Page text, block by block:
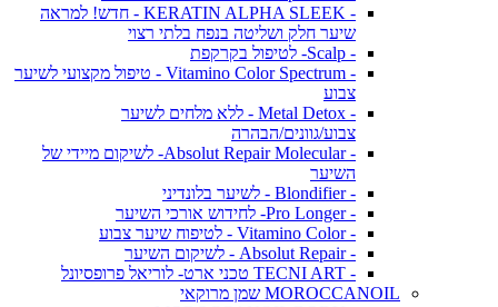
- KERATIN ALPHA SLEEK - חדש! למראה
שיער חלק ושליטה בנפח בלתי רצוי
- Scalp- לטיפול בקרקפת
- Vitamino Color Spectrum - טיפול מקצועי לשיער
צבוע
- Metal Detox - ללא מלחים לשיער
צבוע/גוונים/הבהרה
- Absolut Repair Molecular- לשיקום מיידי של
השיער
- Blondifier - לשיער בלונדיני
- Pro Longer- לחידוש אורכי השיער
- Vitamino Color - לטיפוח שיער צבוע
- Absolut Repair - לשיקום השיער
- TECNI ART טכני ארט- לוריאל פרופסיונל
MOROCCANOIL שמן מרוקאי